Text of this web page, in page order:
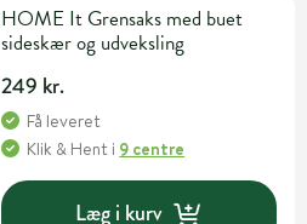
HOME It Grensaks med buet
sideskær og udveksling
249 kr.
Få leveret
Klik & Hent i 9 centre
Læg i kurv